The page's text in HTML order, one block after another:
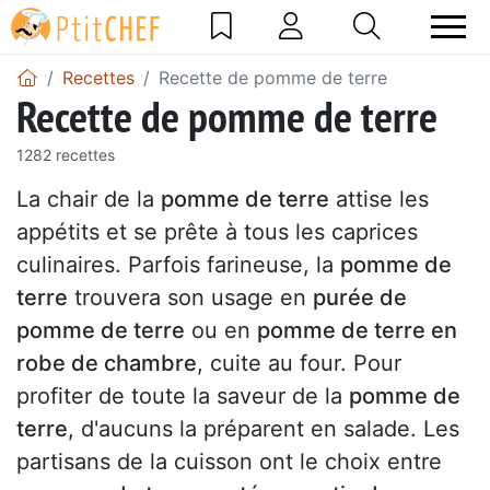
Recettes Recette de pomme de terre
Recette de pomme de terre
1282 recettes
La chair de la pomme de terre attise les
appétits et se prête à tous les caprices
culinaires. Parfois farineuse, la pomme de
terre trouvera son usage en purée de
pomme de terre ou en pomme de terre en
robe de chambre, cuite au four. Pour
profiter de toute la saveur de la pomme de
terre, d'aucuns la préparent en salade. Les
partisans de la cuisson ont le choix entre